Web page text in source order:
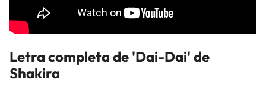
Letra completa de 'Dai-Dai' de
Shakira